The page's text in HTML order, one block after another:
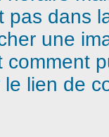
pas dans
une
lien de